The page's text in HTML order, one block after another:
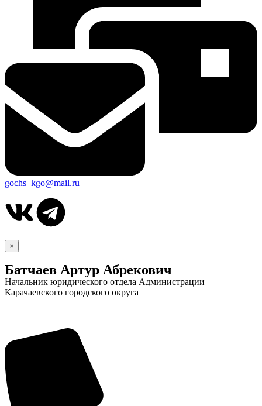
gochs_kgo@mail.ru
×
Батчаев Артур Абрекович
Начальник юридического отдела Администрации
Карачаевского городского округа